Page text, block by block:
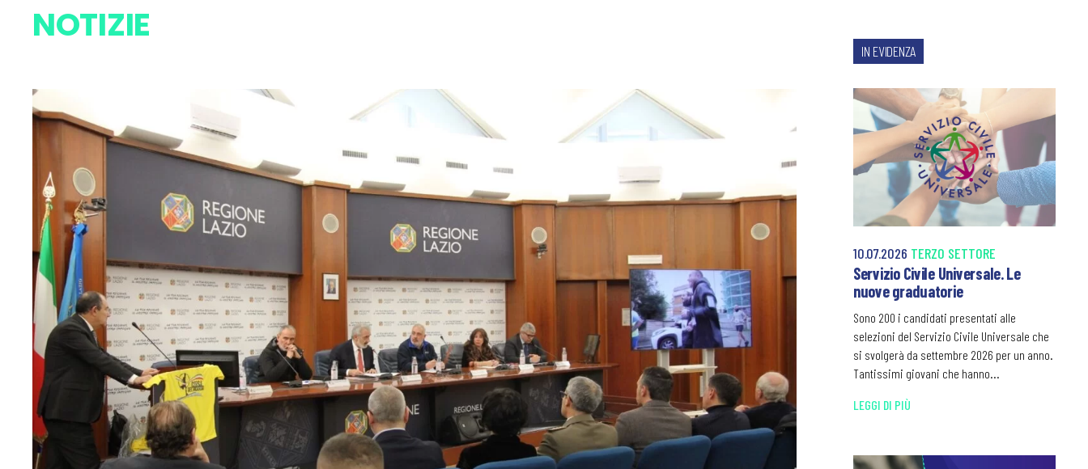
NOTIZIE
IN EVIDENZA
10.07.2026 TERZO SETTORE
Servizio Civile Universale. Le
nuove graduatorie
Sono 200 i candidati presentati alle
selezioni del Servizio Civile Universale che
si svolgerà da settembre 2026 per un anno.
Tantissimi giovani che hanno...
LEGGI DI PIÙ